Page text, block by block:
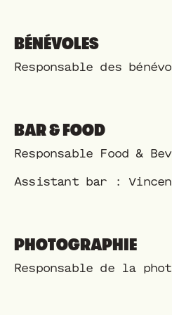
BÉNÉVOLES
Responsable des
BAR & FOOD
Responsable Food &
Assistant bar :
PHOTOGRAPHIE
Responsable de la